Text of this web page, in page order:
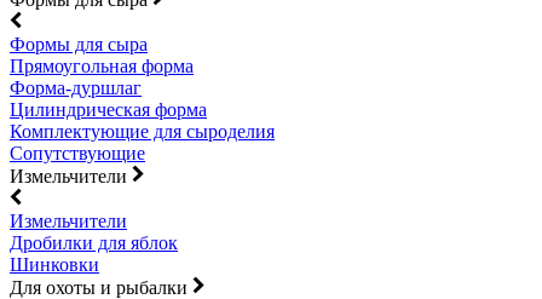
Формы для сыра
Прямоугольная форма
Форма-дуршлаг
Цилиндрическая форма
Комплектующие для сыроделия
Сопутствующие
Измельчители
Измельчители
Дробилки для яблок
Шинковки
Для охоты и рыбалки